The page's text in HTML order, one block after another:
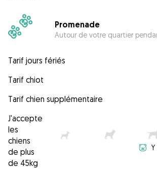
Promenade
Autour de votre quartier
Tarif jours fériés
Tarif chiot
Tarif chien supplémentaire
J'accepte
les
chiens
de plus
de 45kg